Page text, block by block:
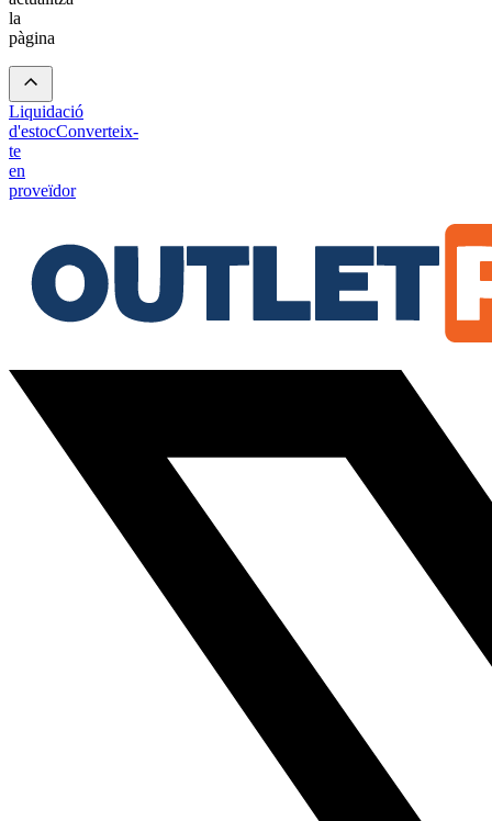
la
pàgina
Liquidació
d'estocConverteix-
te
en
proveïdor